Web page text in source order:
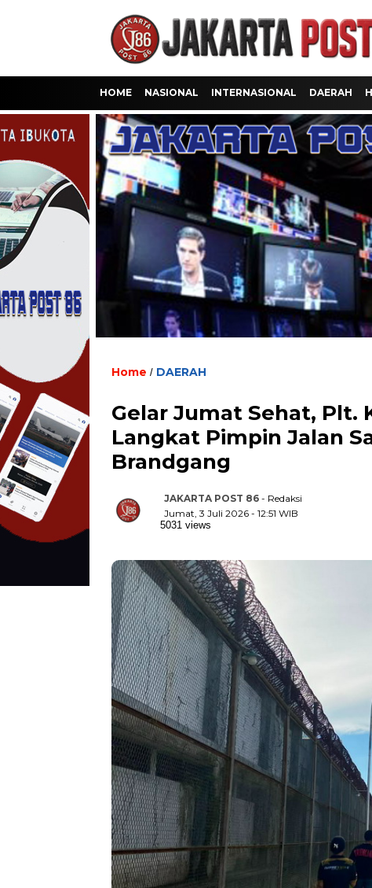
HOME NASIONAL INTERNASIONAL DAERAH
Home / DAERAH
Gelar Jumat Sehat, Plt.
Langkat Pimpin Jalan
Brandgang
JAKARTA POST 86 - Redaksi
Jumat, 3 Juli 2026 - 12:51 WIB
5031 views